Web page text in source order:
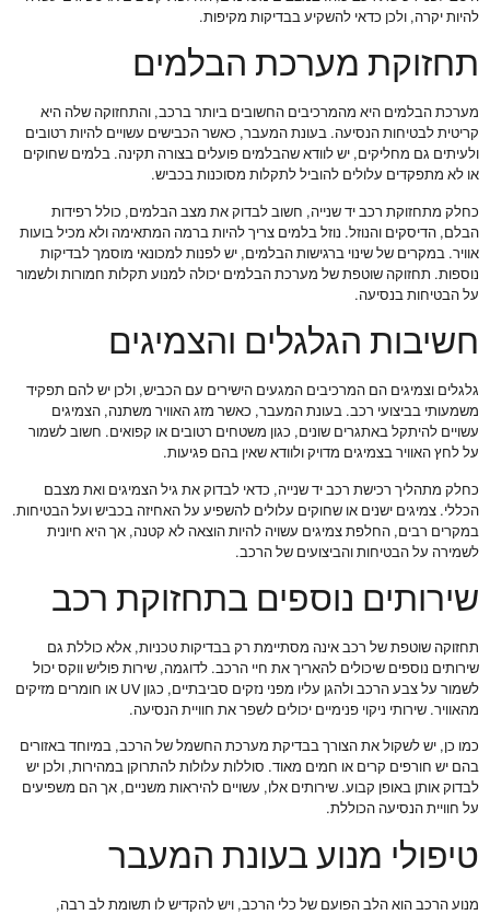
להיות יקרה, ולכן כדאי להשקיע בבדיקות מקיפות.
תחזוקת מערכת הבלמים
מערכת הבלמים היא מהמרכיבים החשובים ביותר ברכב, והתחזוקה שלה היא
קריטית לבטיחות הנסיעה. בעונת המעבר, כאשר הכבישים עשויים להיות רטובים
ולעיתים גם מחליקים, יש לוודא שהבלמים פועלים בצורה תקינה. בלמים שחוקים
או לא מתפקדים עלולים להוביל לתקלות מסוכנות בכביש.
כחלק מתחזוקת רכב יד שנייה, חשוב לבדוק את מצב הבלמים, כולל רפידות
הבלם, הדיסקים והנוזל. נוזל בלמים צריך להיות ברמה המתאימה ולא מכיל בועות
אוויר. במקרים של שינוי ברגישות הבלמים, יש לפנות למכונאי מוסמך לבדיקות
נוספות. תחזוקה שוטפת של מערכת הבלמים יכולה למנוע תקלות חמורות ולשמור
על הבטיחות בנסיעה.
חשיבות הגלגלים והצמיגים
גלגלים וצמיגים הם המרכיבים המגעים הישירים עם הכביש, ולכן יש להם תפקיד
משמעותי בביצועי רכב. בעונת המעבר, כאשר מזג האוויר משתנה, הצמיגים
עשויים להיתקל באתגרים שונים, כגון משטחים רטובים או קפואים. חשוב לשמור
על לחץ האוויר בצמיגים מדויק ולוודא שאין בהם פגיעות.
כחלק מתהליך רכישת רכב יד שנייה, כדאי לבדוק את גיל הצמיגים ואת מצבם
הכללי. צמיגים ישנים או שחוקים עלולים להשפיע על האחיזה בכביש ועל הבטיחות.
במקרים רבים, החלפת צמיגים עשויה להיות הוצאה לא קטנה, אך היא חיונית
לשמירה על הבטיחות והביצועים של הרכב.
שירותים נוספים בתחזוקת רכב
תחזוקה שוטפת של רכב אינה מסתיימת רק בבדיקות טכניות, אלא כוללת גם
שירותים נוספים שיכולים להאריך את חיי הרכב. לדוגמה, שירות פוליש ווקס יכול
לשמור על צבע הרכב ולהגן עליו מפני נזקים סביבתיים, כגון UV או חומרים מזיקים
מהאוויר. שירותי ניקוי פנימיים יכולים לשפר את חוויית הנסיעה.
כמו כן, יש לשקול את הצורך בבדיקת מערכת החשמל של הרכב, במיוחד באזורים
בהם יש חורפים קרים או חמים מאוד. סוללות עלולות להתרוקן במהירות, ולכן יש
לבדוק אותן באופן קבוע. שירותים אלו, עשויים להיראות משניים, אך הם משפיעים
על חוויית הנסיעה הכוללת.
טיפולי מנוע בעונת המעבר
מנוע הרכב הוא הלב הפועם של כלי הרכב, ויש להקדיש לו תשומת לב רבה,